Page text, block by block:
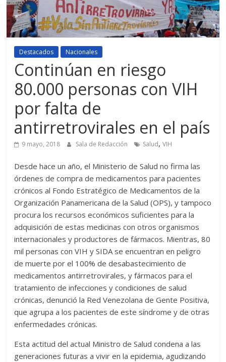
Destacados Nacionales
Continúan en riesgo
80.000 personas con VIH
por falta de
antirretrovirales en el país
9 mayo, 2018 Sala de Redacción Salud,VIH
Desde hace un año, el Ministerio de Salud no firma las
órdenes de compra de medicamentos para pacientes
crónicos al Fondo Estratégico de Medicamentos de la
Organización Panamericana de la Salud (OPS), y tampoco
procura los recursos económicos suficientes para la
adquisición de estas medicinas con otros organismos
internacionales y productores de fármacos. Mientras, 80
mil personas con VIH y SIDA se encuentran en peligro
de muerte por el 100% de desabastecimiento de
medicamentos antirretrovirales, y fármacos para el
tratamiento de infecciones y condiciones de salud
crónicas, denunció la Red Venezolana de Gente Positiva,
que agrupa a los pacientes de este síndrome y de otras
enfermedades crónicas.
Esta actitud del actual Ministro de Salud condena a las
generaciones futuras a vivir en la epidemia, agudizando